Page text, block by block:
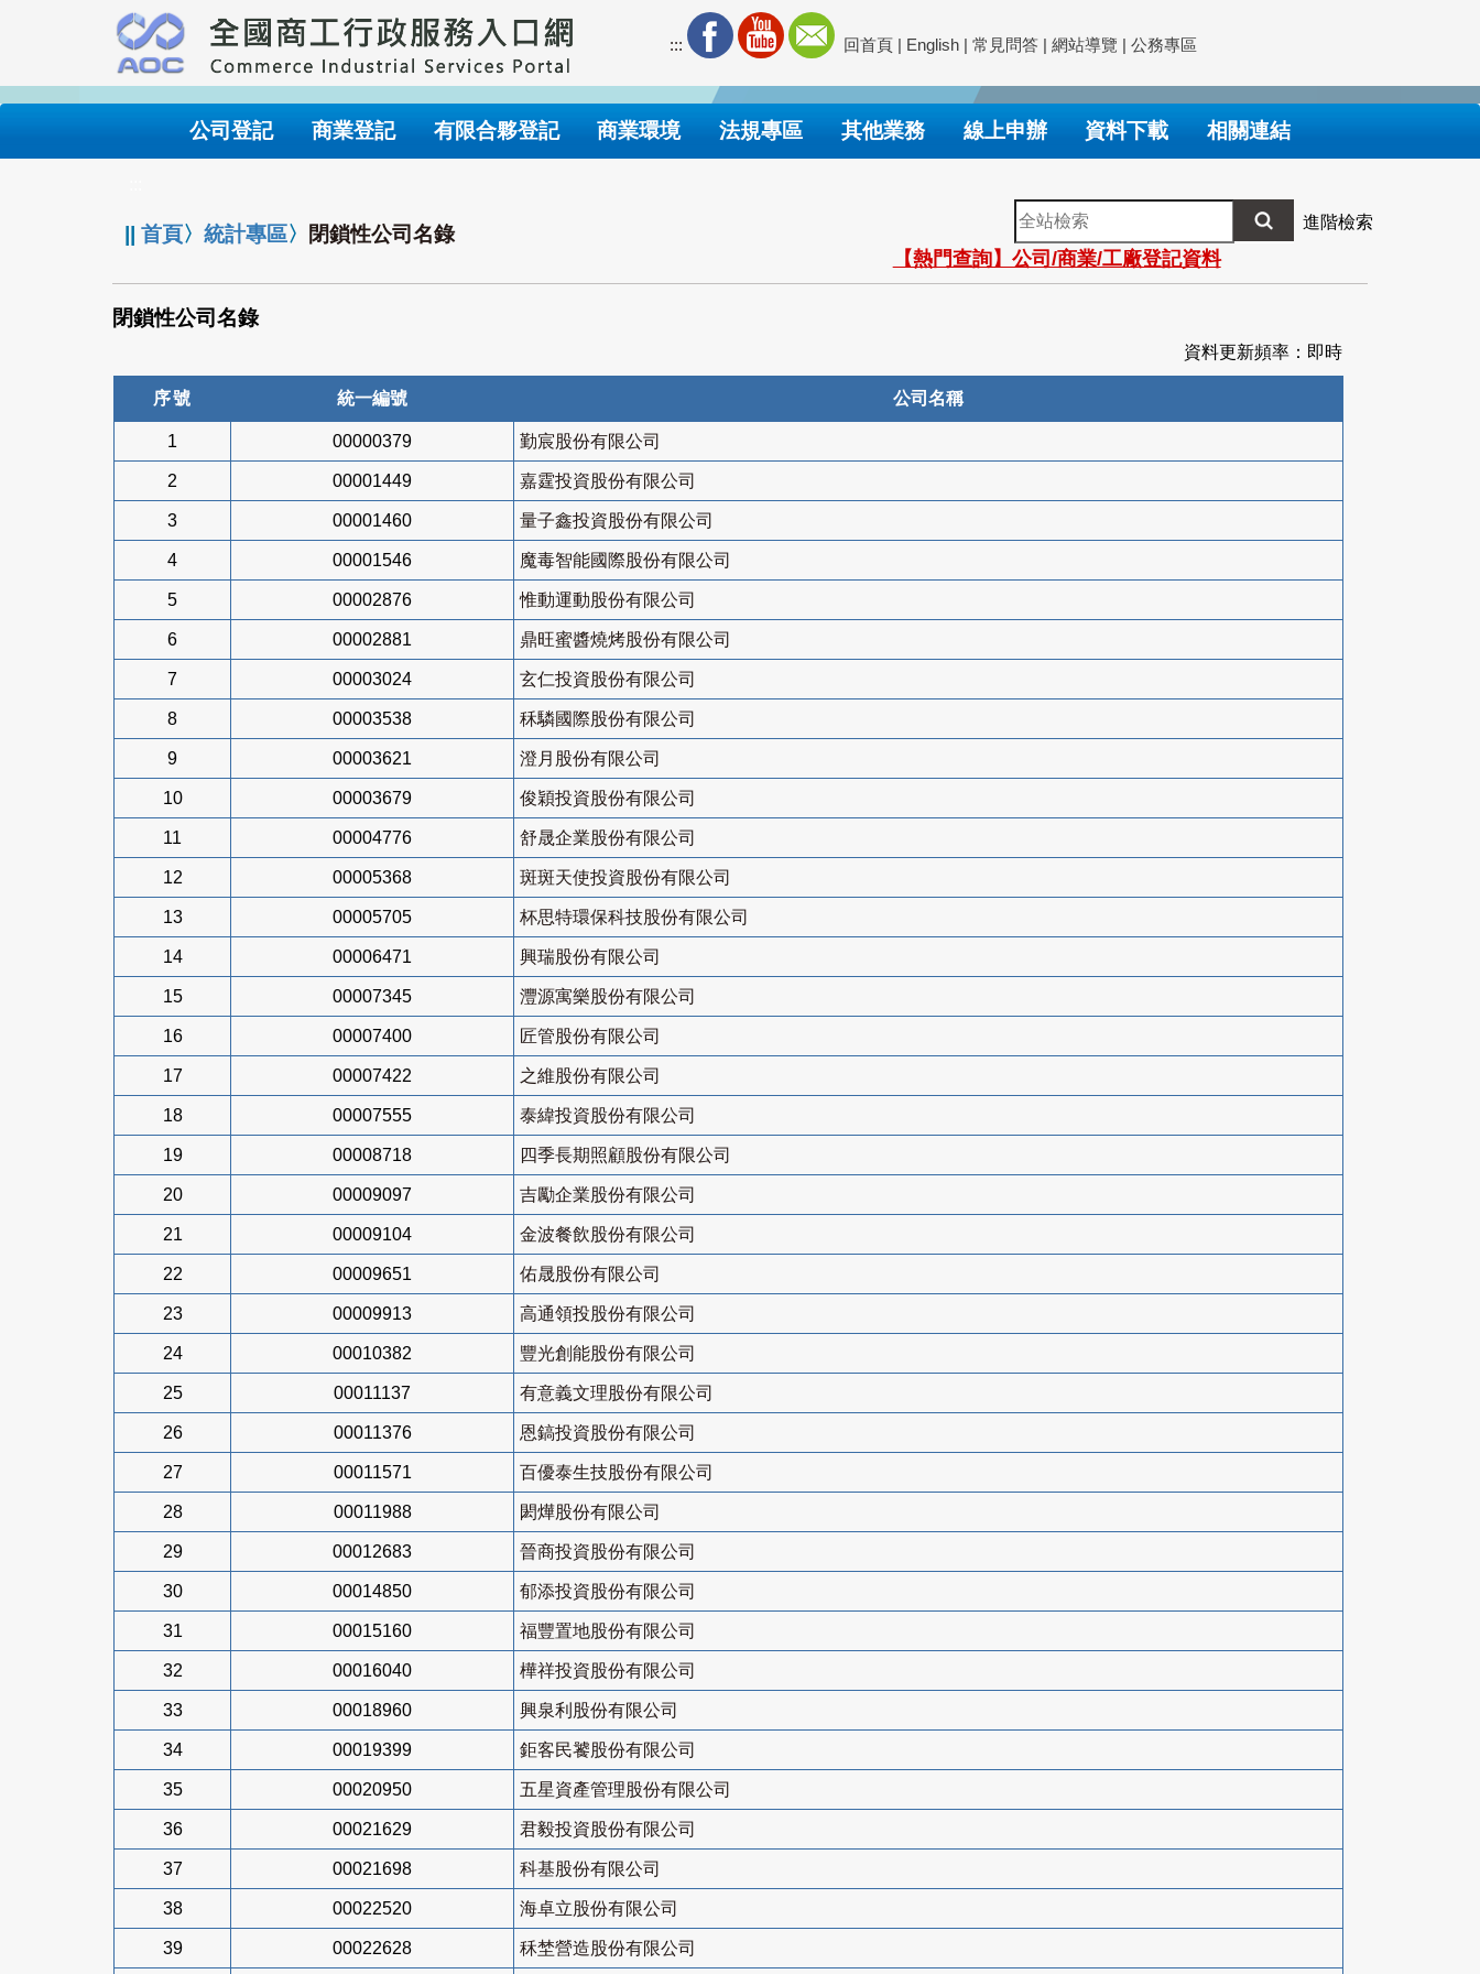
要
內
::: 回首頁 | English | 常見問答 | 網站導覽 | 公務專區
公司登記 商業登記 有限合夥登記 商業環境 法規專區 其他業務 線上申辦 資料下載 相關連結
||首頁〉統計專區〉 閉鎖性公司名錄
全
站
檢
索
進階檢索
【熱門查詢】公司/商業/工廠登記資料
閉鎖性公司名錄
資料更新頻率：即時
序號 統一編號 公司名稱
1 00000379 勤宸股份有限公司
2 00001449 嘉霆投資股份有限公司
3 00001460 量子鑫投資股份有限公司
4 00001546 魔毒智能國際股份有限公司
5 00002876 惟動運動股份有限公司
6 00002881 鼎旺蜜醬燒烤股份有限公司
7 00003024 玄仁投資股份有限公司
8 00003538 秝驎國際股份有限公司
9 00003621 澄月股份有限公司
10 00003679 俊穎投資股份有限公司
11 00004776 舒晟企業股份有限公司
12 00005368 斑斑天使投資股份有限公司
13 00005705 杯思特環保科技股份有限公司
14 00006471 興瑞股份有限公司
15 00007345 灃源寓樂股份有限公司
16 00007400 匠管股份有限公司
17 00007422 之維股份有限公司
18 00007555 泰緯投資股份有限公司
19 00008718 四季長期照顧股份有限公司
20 00009097 吉勵企業股份有限公司
21 00009104 金波餐飲股份有限公司
22 00009651 佑晟股份有限公司
23 00009913 高通領投股份有限公司
24 00010382 豐光創能股份有限公司
25 00011137 有意義文理股份有限公司
26 00011376 恩鎬投資股份有限公司
27 00011571 百優泰生技股份有限公司
28 00011988 閎燁股份有限公司
29 00012683 晉商投資股份有限公司
30 00014850 郁添投資股份有限公司
31 00015160 福豐置地股份有限公司
32 00016040 樺祥投資股份有限公司
33 00018960 興泉利股份有限公司
34 00019399 鉅客民饕股份有限公司
35 00020950 五星資產管理股份有限公司
36 00021629 君毅投資股份有限公司
37 00021698 科基股份有限公司
38 00022520 海卓立股份有限公司
39 00022628 秝埜營造股份有限公司